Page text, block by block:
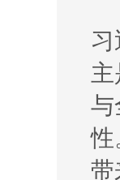
与
性
带